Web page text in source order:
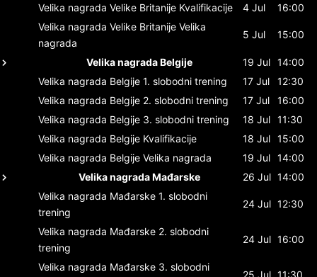
Velika nagrada Velike Britanije Kvalifikacije 4 Jul
16:00
Velika nagrada Velike Britanije Velika
nagrada
5 Jul 15:00
Velika nagrada Belgije 19 Jul 14:00
Velika nagrada Belgije 1. slobodni trening 17 Jul
12:30
Velika nagrada Belgije 2. slobodni trening 17 Jul
16:00
Velika nagrada Belgije 3. slobodni trening 18 Jul 11:30
Velika nagrada Belgije Kvalifikacije 18 Jul 15:00
Velika nagrada Belgije Velika nagrada 19 Jul 14:00
Velika nagrada Mađarske
26 Jul 14:00
Velika nagrada Mađarske 1. slobodni
trening
24 Jul 12:30
Velika nagrada Mađarske 2. slobodni
trening
24 Jul 16:00
Velika nagrada Mađarske 3. slobodni
25 Jul 11:30